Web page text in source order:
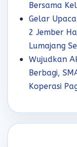
Bersama
Gelar
2 Jember
Lumajang
Wujudkan
Berbagi,
Koperasi